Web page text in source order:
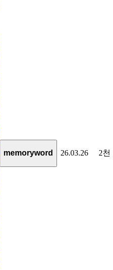
memoryword 26.03.26 2천